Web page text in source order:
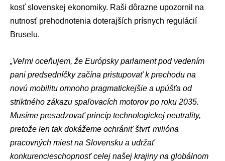
kosť slovenskej ekonomiky. Raši dôrazne upozornil na
nutnosť prehodnotenia doterajších prísnych regulácií
Bruselu.
„Veľmi oceňujem, že Európsky parlament pod vedením
pani predsedníčky začína pristupovať k prechodu na
novú mobilitu omnoho pragmatickejšie a upúšťa od
striktného zákazu spaľovacích motorov po roku 2035.
Musíme presadzovať princíp technologickej neutrality,
pretože len tak dokážeme ochrániť štvrť milióna
pracovných miest na Slovensku a udržať
konkurencieschopnosť celej našej krajiny na globálnom